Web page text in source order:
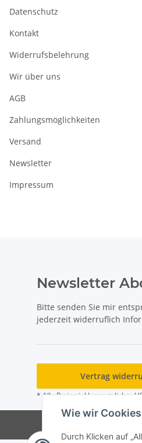
Wie wir
Durch Klicken auf
Datenschutz
Kontakt
Widerrufsbelehrung
Wir über uns
AGB
Zahlungsmöglichkeiten
Versand
Newsletter
Impressum
Newsletter
Bitte senden Sie mir
jederzeit widerruflich
Vertrag
* Alle Preise inkl. gesetzlicher